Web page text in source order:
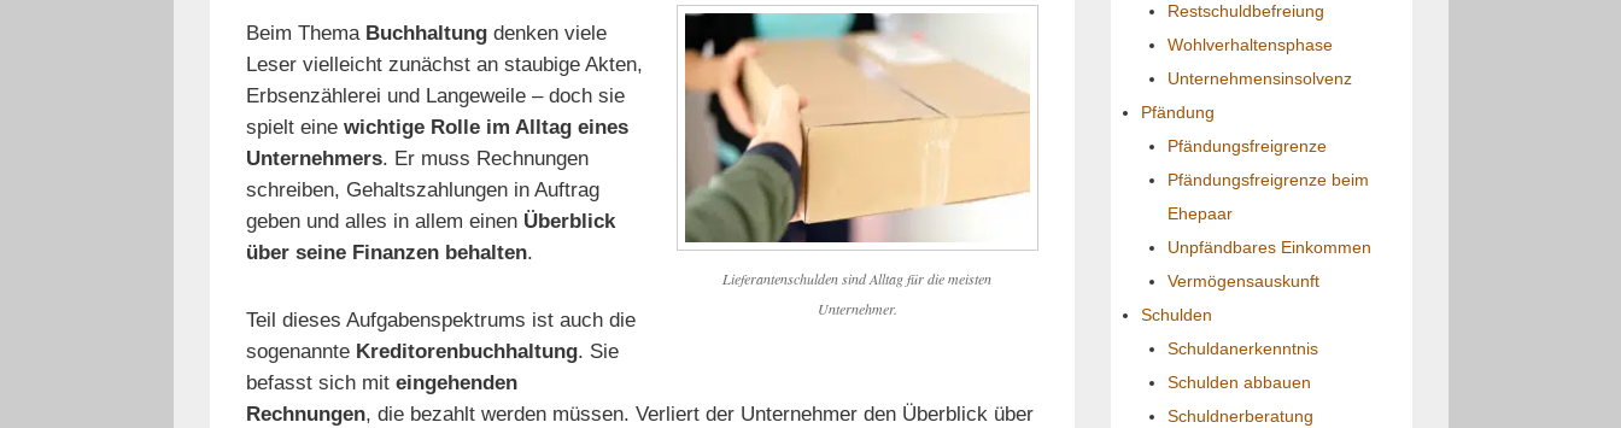
Lieferantenschulden sind Alltag für die meisten
Unternehmer.
Beim Thema Buchhaltung denken viele
Leser vielleicht zunächst an staubige Akten,
Erbsenzählerei und Langeweile – doch sie
spielt eine wichtige Rolle im Alltag eines
Unternehmers. Er muss Rechnungen
schreiben, Gehaltszahlungen in Auftrag
geben und alles in allem einen Überblick
über seine Finanzen behalten.
Teil dieses Aufgabenspektrums ist auch die
sogenannte Kreditorenbuchhaltung. Sie
befasst sich mit eingehenden
Rechnungen, die bezahlt werden müssen. Verliert der Unternehmer den Überblick über
Restschuldbefreiung
Wohlverhaltensphase
Unternehmensinsolvenz
Pfändung
Pfändungsfreigrenze
Pfändungsfreigrenze beim
Ehepaar
Unpfändbares Einkommen
Vermögensauskunft
Schulden
Schuldanerkenntnis
Schulden abbauen
Schuldnerberatung